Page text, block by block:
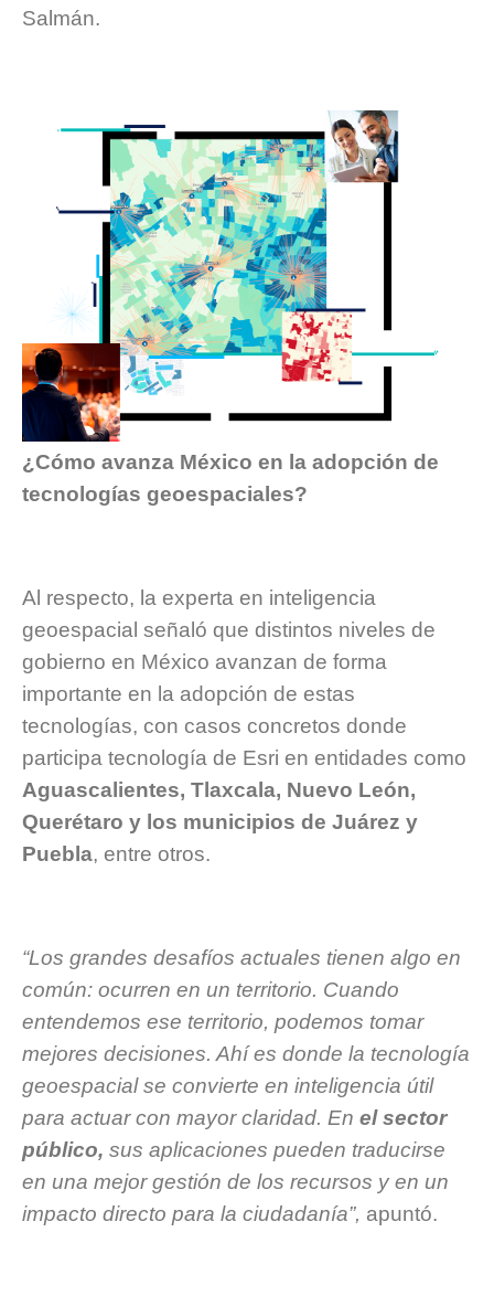
Salmán.
¿Cómo avanza México en la adopción de
tecnologías geoespaciales?
Al respecto, la experta en inteligencia
geoespacial señaló que distintos niveles de
gobierno en México avanzan de forma
importante en la adopción de estas
tecnologías, con casos concretos donde
participa tecnología de Esri en entidades como
Aguascalientes, Tlaxcala, Nuevo León,
Querétaro y los municipios de Juárez y
Puebla, entre otros.
“Los grandes desafíos actuales tienen algo en
común: ocurren en un territorio. Cuando
entendemos ese territorio, podemos tomar
mejores decisiones. Ahí es donde la tecnología
geoespacial se convierte en inteligencia útil
para actuar con mayor claridad. En el sector
público, sus aplicaciones pueden traducirse
en una mejor gestión de los recursos y en un
impacto directo para la ciudadanía”, apuntó.